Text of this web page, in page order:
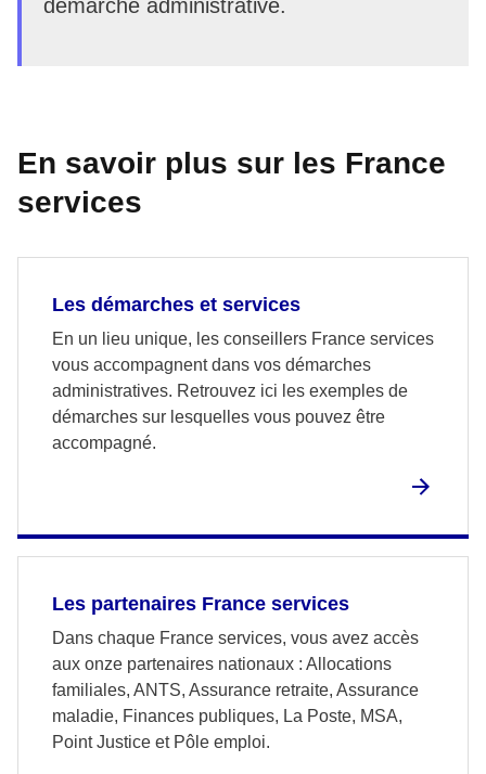
démarche administrative.
En savoir plus sur les France
services
Les démarches et services
En un lieu unique, les conseillers France services
vous accompagnent dans vos démarches
administratives. Retrouvez ici les exemples de
démarches sur lesquelles vous pouvez être
accompagné.
Les partenaires France services
Dans chaque France services, vous avez accès
aux onze partenaires nationaux : Allocations
familiales, ANTS, Assurance retraite, Assurance
maladie, Finances publiques, La Poste, MSA,
Point Justice et Pôle emploi.